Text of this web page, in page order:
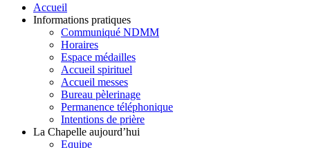
Accueil
Informations pratiques
Communiqué NDMM
Horaires
Espace médailles
Accueil spirituel
Accueil messes
Bureau pèlerinage
Permanence téléphonique
Intentions de prière
La Chapelle aujourd’hui
Equipe